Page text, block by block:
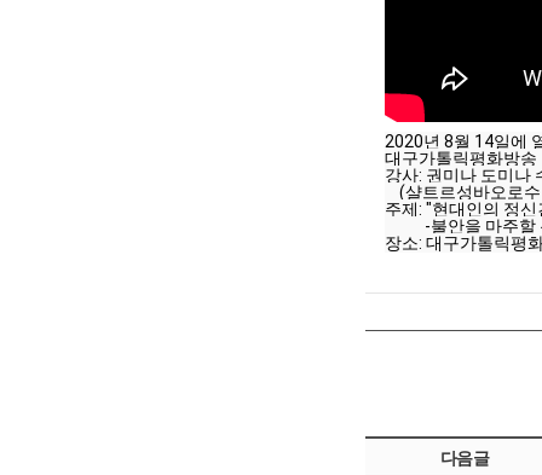
2020년 8월 14일에
대구가톨릭평화방송
강사: 권미나 도미나
(샬트르성바오로
주제: "현대인의 정
-불안을 마주할
장소: 대구가톨릭평
다음글